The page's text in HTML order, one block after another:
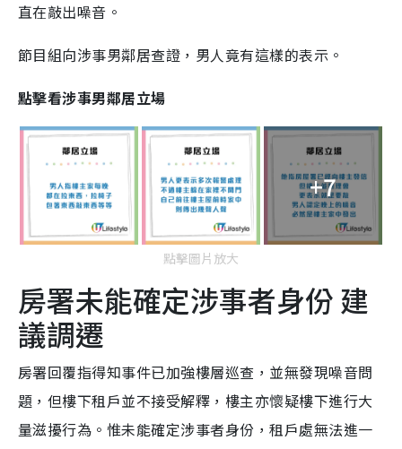
直在敲出噪音。
節目組向涉事男鄰居查證，男人竟有這樣的表示。
點擊看涉事男鄰居立場
+7
點擊圖片放大
房署未能確定涉事者身份 建
議調遷
房署回覆指得知事件已加強樓層巡查，並無發現噪音問
題，但樓下租戶並不接受解釋，樓主亦懷疑樓下進行大
量滋擾行為。惟未能確定涉事者身份，租戶處無法進一